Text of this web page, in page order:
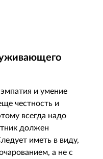
и умение
честность и
всегда надо
должен
иметь в виду,
а не с